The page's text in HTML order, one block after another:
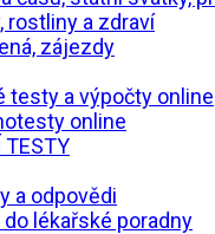
rostliny a zdraví
zájezdy
testy a výpočty online
online
TESTY
a odpovědi
do lékařské poradny